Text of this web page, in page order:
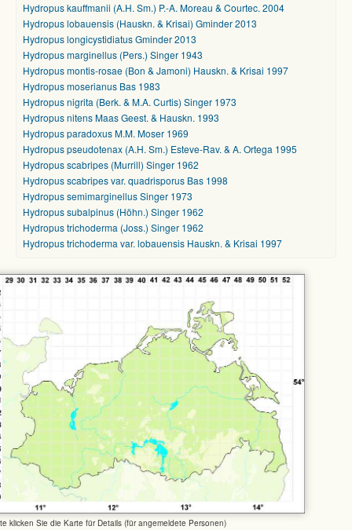
Hydropus kauffmanii (A.H. Sm.) P.-A. Moreau & Courtec. 2004
Hydropus lobauensis (Hauskn. & Krisai) Gminder 2013
Hydropus longicystidiatus Gminder 2013
Hydropus marginellus (Pers.) Singer 1943
Hydropus montis-rosae (Bon & Jamoni) Hauskn. & Krisai 1997
Hydropus moserianus Bas 1983
Hydropus nigrita (Berk. & M.A. Curtis) Singer 1973
Hydropus nitens Maas Geest. & Hauskn. 1993
Hydropus paradoxus M.M. Moser 1969
Hydropus pseudotenax (A.H. Sm.) Esteve-Rav. & A. Ortega 1995
Hydropus scabripes (Murrill) Singer 1962
Hydropus scabripes var. quadrisporus Bas 1998
Hydropus semimarginellus Singer 1973
Hydropus subalpinus (Höhn.) Singer 1962
Hydropus trichoderma (Joss.) Singer 1962
Hydropus trichoderma var. lobauensis Hauskn. & Krisai 1997
klicken Sie die Karte für Details (für angemeldete Personen)